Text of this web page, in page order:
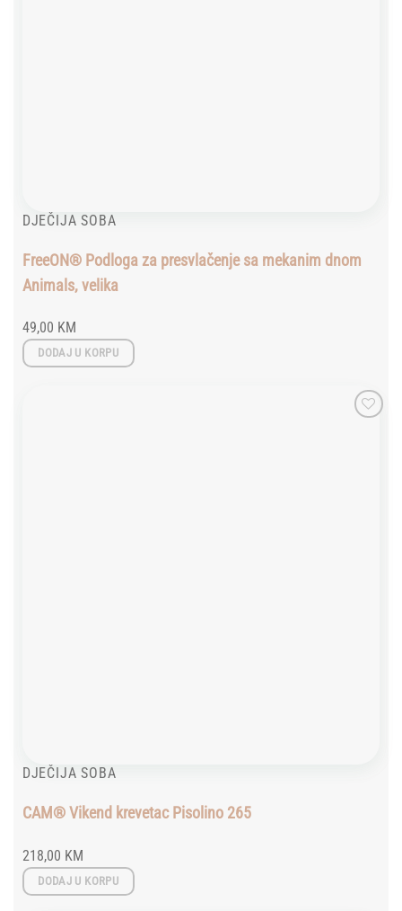
DJEČIJA SOBA
FreeON® Podloga za presvlačenje sa mekanim dnom
Animals, velika
49,00 KM
DODAJ U KORPU
DJEČIJA SOBA
CAM® Vikend krevetac Pisolino 265
218,00 KM
DODAJ U KORPU